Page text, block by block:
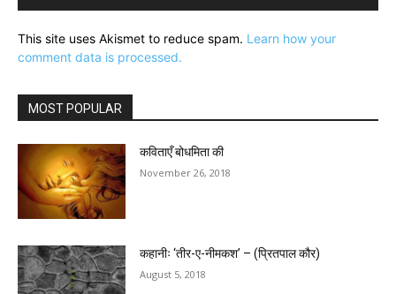
This site uses Akismet to reduce spam. Learn how your
comment data is processed.
MOST POPULAR
कविताएँ बोधमिता की
November 26, 2018
कहानीः ‘तीर-ए-नीमकश’ – (प्रितपाल कौर)
August 5, 2018